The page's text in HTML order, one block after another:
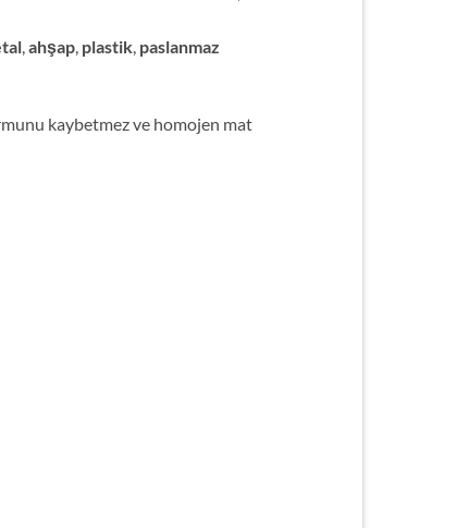
,ahşap, plastik, paslanmaz
kaybetmez ve homojen mat